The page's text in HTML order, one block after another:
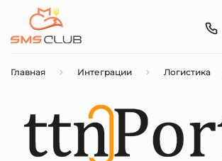
Главная Интеграции Логистика